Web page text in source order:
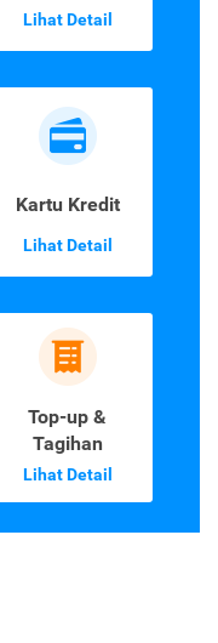
Lihat Detail
Kartu Kredit
Lihat Detail
Top-up &
Tagihan
Lihat Detail